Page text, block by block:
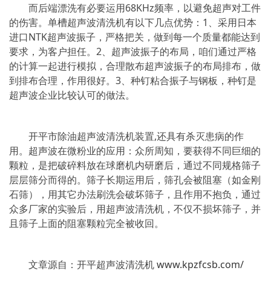
而后端漂洗有必要运用68KHz频率，以避免超声对工件
的伤害。单槽超声波清洗机有以下几点优势：1、采用日本
进口NTK超声波振子，严格把关，做到每一个质量都能达到
要求，为客户担任。2、超声波振子的布局，咱们通过严格
的计算一起进行模拟，合理散布超声波振子的布局排布，做
到排布合理，作用很好。3、种钉粘合振子与钢板，种钉是
超声波企业比较认可的做法。
开平市除油超声波清洗机装置,还具有杀灭患病的作
用。超声波在微粉业的应用：众所周知，要获得不同巨细的
颗粒，是把破碎料放在球磨机内研磨后，通过不同规格筛子
层层筛分而得的。筛子长期运用后，筛孔会被阻塞（如金刚
石筛），用其它办法刷洗会破坏筛子，且作用不抱负，通过
众多厂家的实验后，用超声波清洗机，不仅不损坏筛子，并
且筛子上面的阻塞颗粒完全被收回。
文章源自：开平超声波清洗机www.kpzfcsb.com/